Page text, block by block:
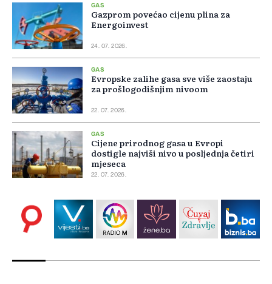
GAS
Gazprom povećao cijenu plina za
Energoinvest
24. 07. 2026.
GAS
Evropske zalihe gasa sve više zaostaju
za prošlogodišnjim nivoom
22. 07. 2026.
GAS
Cijene prirodnog gasa u Evropi
dostigle najviši nivo u posljednja četiri
mjeseca
22. 07. 2026.